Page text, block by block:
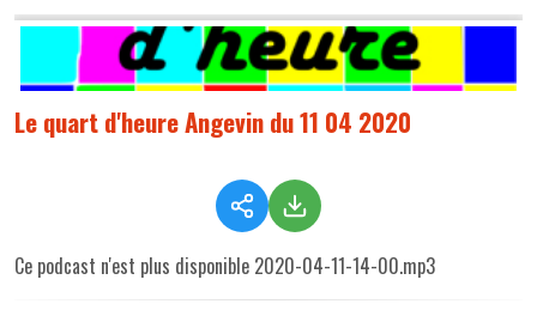
Le quart d'heure Angevin du 11 04 2020
Ce podcast n'est plus disponible 2020-04-11-14-00.mp3